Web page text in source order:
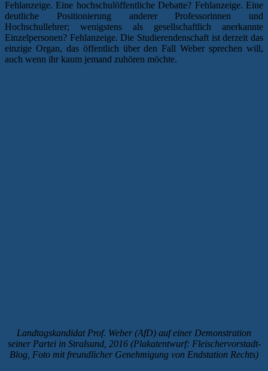
Fehlanzeige. Eine hochschulöffentliche Debatte? Fehlanzeige. Eine
deutliche Positionierung anderer Professorinnen und
Hochschullehrer; wenigstens als gesellschaftlich anerkannte
Einzelpersonen? Fehlanzeige. Die Studierendenschaft ist derzeit das
einzige Organ, das öffentlich über den Fall Weber sprechen will,
auch wenn ihr kaum jemand zuhören möchte.
Landtagskandidat Prof. Weber (AfD) auf einer Demonstration
seiner Partei in Stralsund, 2016 (Plakatentwurf: Fleischervorstadt-
Blog, Foto mit freundlicher Genehmigung von Endstation Rechts)